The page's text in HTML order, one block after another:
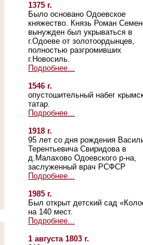
1375 г.
Было основано Одоевское
княжество. Князь Роман
вынужден был укрываться в
г.Одоеве от золотоордынцев,
полностью разгромивших
г.Новосиль.
Подробнее...
1546 г.
опустошительный набег
татар.
Подробнее...
1918 г.
95 лет со дня рождения
Терентьевича Свиридова в
д.Малахово Одоевского р-на,
заслуженный врач РСФСР
Подробнее...
1985 г.
Был открыт детский сад
на 140 мест.
Подробнее...
1 августа 1803 г.